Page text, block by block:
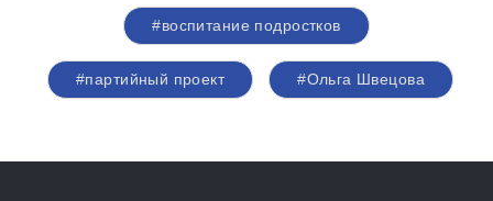
#воспитание подростков
#партийный проект #Ольга Швецова